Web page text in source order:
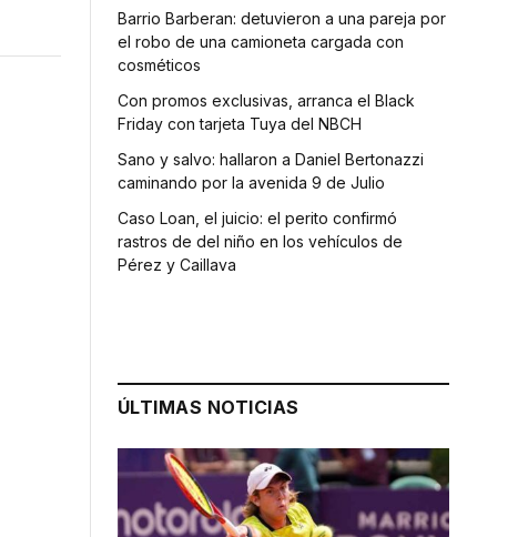
Barrio Barberan: detuvieron a una pareja por
el robo de una camioneta cargada con
cosméticos
Con promos exclusivas, arranca el Black
Friday con tarjeta Tuya del NBCH
Sano y salvo: hallaron a Daniel Bertonazzi
caminando por la avenida 9 de Julio
Caso Loan, el juicio: el perito confirmó
rastros de del niño en los vehículos de
Pérez y Caillava
ÚLTIMAS NOTICIAS